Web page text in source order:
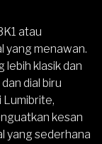
atau
yang menawan.
lebih klasik dan
dial biru
Lumibrite,
kesan
yang sederhana